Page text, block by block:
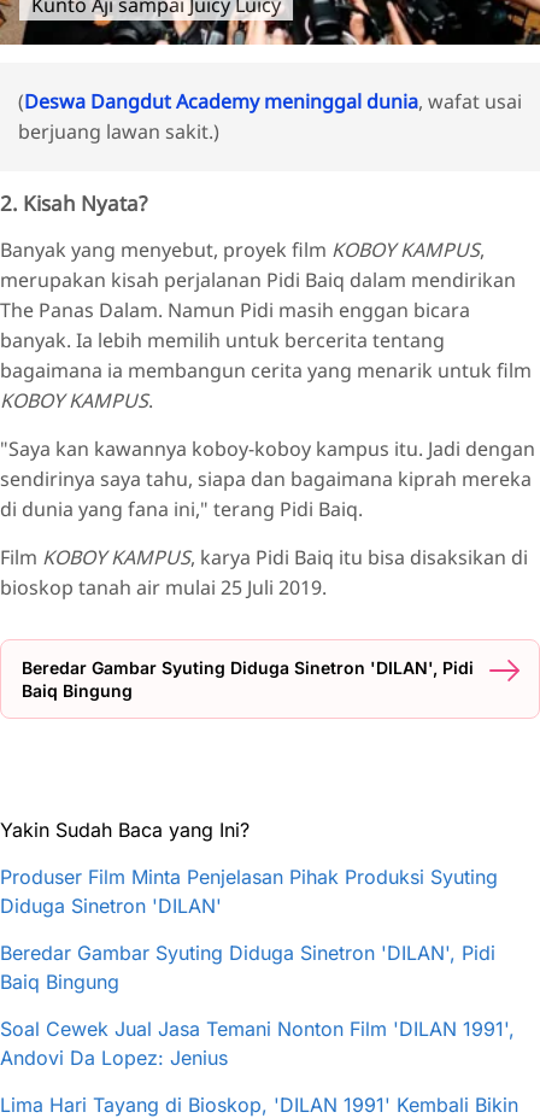
(Deswa Dangdut Academy meninggal dunia, wafat usai
berjuang lawan sakit.)
2. Kisah Nyata?
Banyak yang menyebut, proyek film KOBOY KAMPUS,
merupakan kisah perjalanan Pidi Baiq dalam mendirikan
The Panas Dalam. Namun Pidi masih enggan bicara
banyak. Ia lebih memilih untuk bercerita tentang
bagaimana ia membangun cerita yang menarik untuk film
KOBOY KAMPUS.
"Saya kan kawannya koboy-koboy kampus itu. Jadi dengan
sendirinya saya tahu, siapa dan bagaimana kiprah mereka
di dunia yang fana ini," terang Pidi Baiq.
Film KOBOY KAMPUS, karya Pidi Baiq itu bisa disaksikan di
bioskop tanah air mulai 25 Juli 2019.
Beredar Gambar Syuting Diduga Sinetron 'DILAN', Pidi
Baiq Bingung
Yakin Sudah Baca yang Ini?
Produser Film Minta Penjelasan Pihak Produksi Syuting
Diduga Sinetron 'DILAN'
Beredar Gambar Syuting Diduga Sinetron 'DILAN', Pidi
Baiq Bingung
Soal Cewek Jual Jasa Temani Nonton Film 'DILAN 1991',
Andovi Da Lopez: Jenius
Lima Hari Tayang di Bioskop, 'DILAN 1991' Kembali Bikin